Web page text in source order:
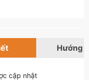
Hướng
cập nhật